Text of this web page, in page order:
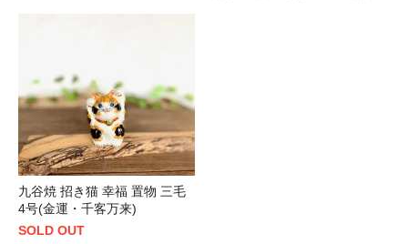
九谷焼 招き猫 幸福 置物 三毛
4号(金運・千客万来)
SOLD OUT